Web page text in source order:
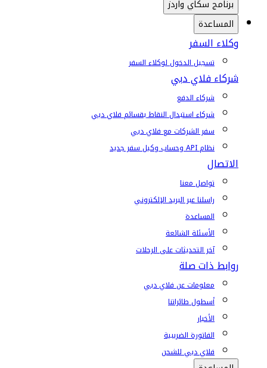
برنامج سكاي واردز
المساعدة
وكلاء السفر
تسجيل الدخول لوكلاء السفر
شركاء فلاي دبي
شركاء الدفع
شركاء استبدال النقاط بقسائم فلاي دبي
سفر الشركات مع فلاي دبي
نظام API وحساب وكيل سفر جديد
الاتصال
تواصل معنا
راسلنا عبر البريد الإلكتروني
المساعدة
الأسئلة الشائعة
آخر التحديثات على الرحلات
روابط ذات صلة
معلومات عن فلاي دبي
أسطول طائراتنا
الأخبار
الفاتورة الضريبية
فلاي دبي للشحن